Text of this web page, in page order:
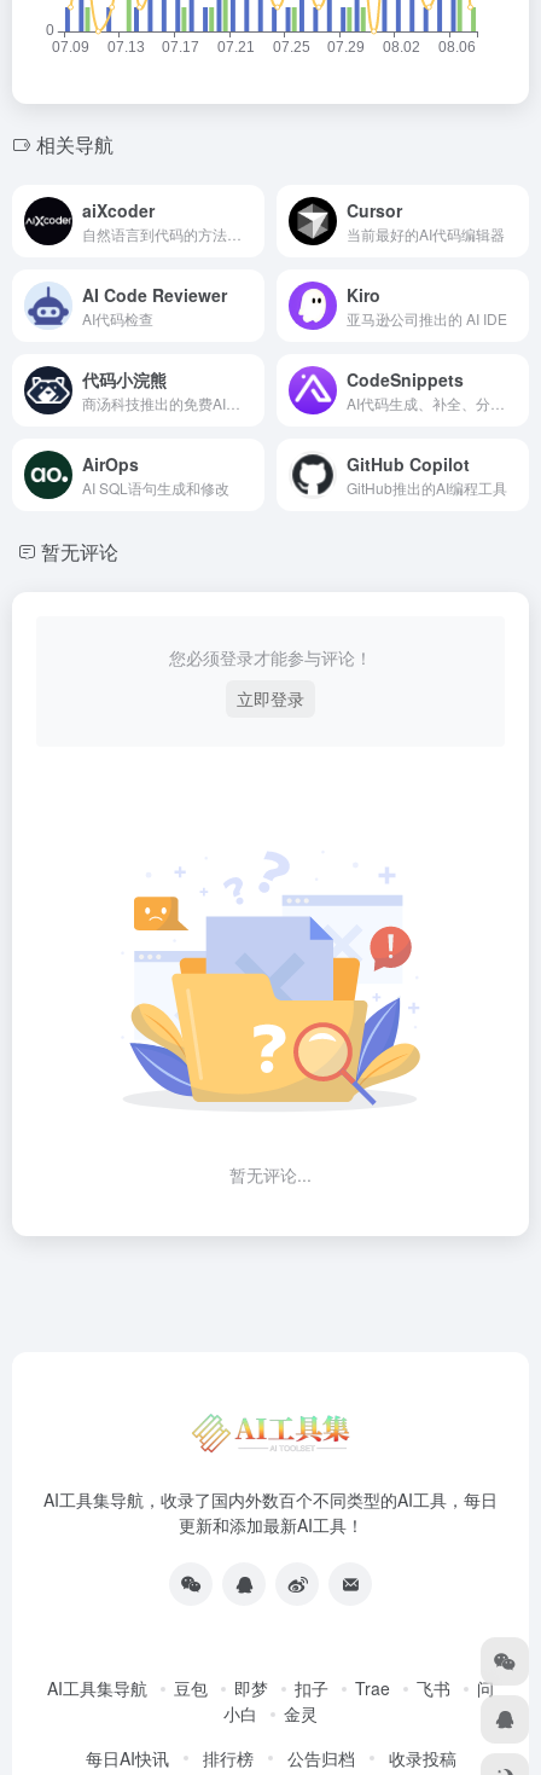
相关导航
aiXcoder Cursor
当前最好的AI代码编辑器
AI Code Reviewer
AI代码检查
Kiro
亚马逊公司推出的 AI IDE
代码小浣熊 CodeSnippets
AirOps
AI SQL语句生成和修改
GitHub Copilot
GitHub推出的AI编程工具
暂无评论
您必须登录才能参与评论！
立即登录
暂无评论...
AI工具集导航，收录了国内外数百个不同类型的AI工具，每日
更新和添加最新AI工具！
AI工具集导航 豆包 即梦 扣子 Trae 飞书
问
小白
金灵
每日AI快讯
排行榜 公告归档 收录投稿